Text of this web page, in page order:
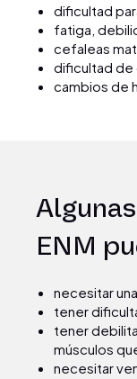
dificultad
fatiga,
cefaleas
dificultad de
cambios de
ENM
necesitar
tener
tener
músculos
necesitar